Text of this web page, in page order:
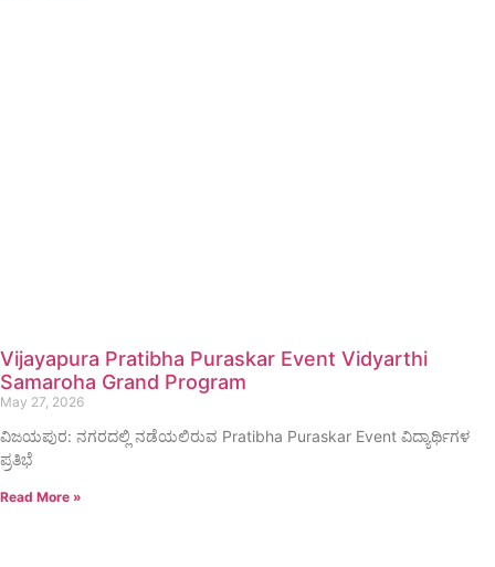
Vijayapura Pratibha Puraskar Event Vidyarthi
Samaroha Grand Program
May 27, 2026
ವಿಜಯಪುರ: ನಗರದಲ್ಲಿ ನಡೆಯಲಿರುವ Pratibha Puraskar Event ವಿದ್ಯಾರ್ಥಿಗಳ
ಪ್ರತಿಭೆ
Read More »